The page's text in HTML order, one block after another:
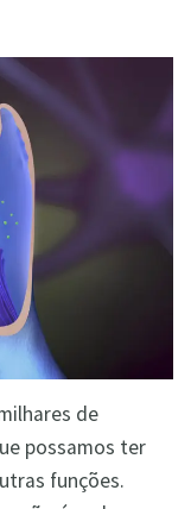
de
possamos ter
funções.